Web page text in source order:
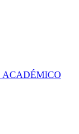
ACADÉMICO